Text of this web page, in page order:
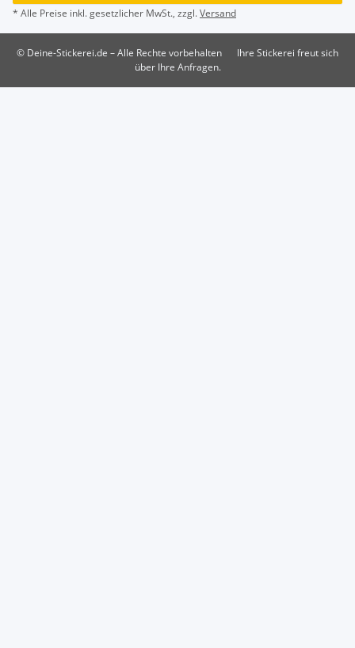
* Alle Preise inkl. gesetzlicher MwSt., zzgl.Versand
© Deine-Stickerei.de – Alle Rechte vorbehalten
Ihre Stickerei freut sich
über Ihre Anfragen.